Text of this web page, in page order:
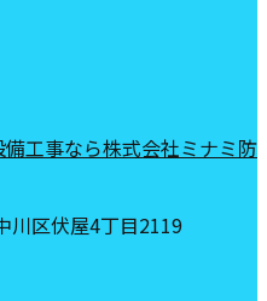
区伏屋4丁目2119